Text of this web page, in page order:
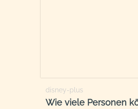
disney-plus
Wie viele Personen